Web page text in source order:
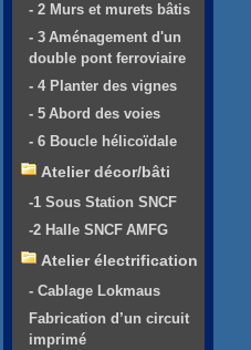
- 2 Murs et murets bâtis
- 3 Aménagement d'un
double pont ferroviaire
- 4 Planter des vignes
- 5 Abord des voies
- 6 Boucle hélicoïdale
Atelier décor/bâti
-1 Sous Station SNCF
-2 Halle SNCF AMFG
Atelier électrification
- Cablage Lokmaus
Fabrication d’un circuit
imprimé